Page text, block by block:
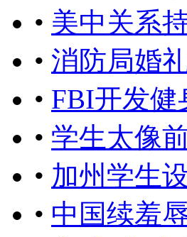
• 美中关系
• 消防局婚
• FBI开发健
• 学生太像
• 加州学生
• 中国续羞